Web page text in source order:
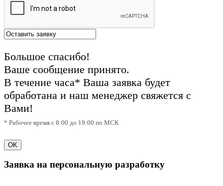
Большое спасибо!
Ваше сообщение принято.
В течение часа* Ваша заявка будет
обработана и наш менеджер свяжется с
Вами!
* Рабочее время с 8:00 до 19:00 по МСК
OK
Заявка на персональную разработку